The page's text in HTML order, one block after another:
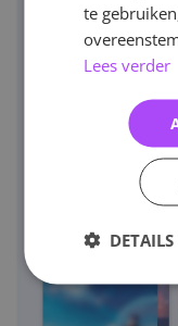
te
Lees verder
DETAILS